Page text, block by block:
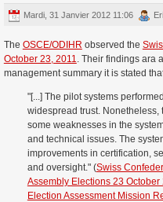
Mardi, 31 Janvier 2012 11:06
The OSCE/ODIHR observed the
October 23, 2011. Their findings ara
management summary it is stated
"[...] The pilot systems
widespread trust. Nonetheless,
some weaknesses in the
and technical issues. The
improvements in certification,
and oversight." (Swiss
Assembly Elections 23 October
Election Assessment Mission